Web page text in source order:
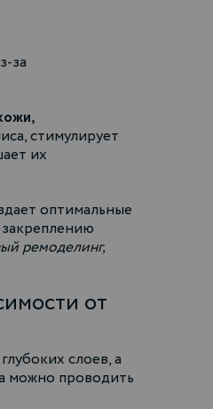
за
стимулирует
их
оптимальные
ремоделинг,
от
слоев, а
можно проводить